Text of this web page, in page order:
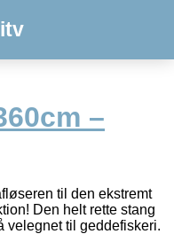
–
til den ekstremt
Den helt rette stang
velegnet til geddefiskeri.